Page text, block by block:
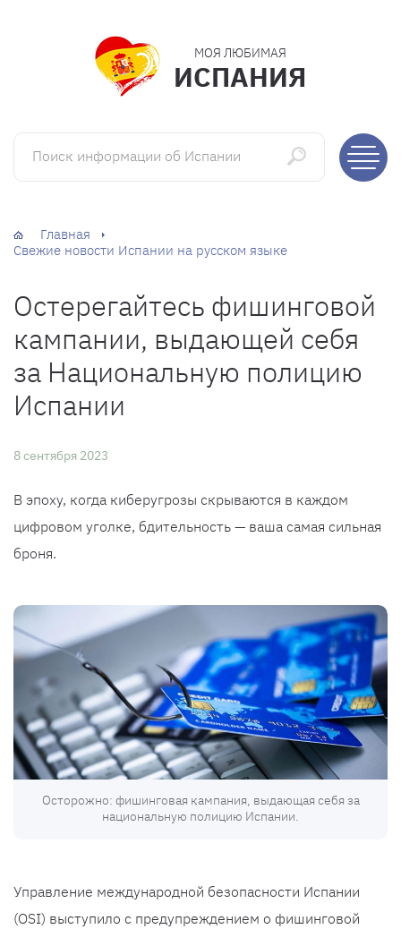
МОЯ ЛЮБИМАЯ
ИСПАНИЯ
Поиск информации об Испании
Главная
Свежие новости Испании на русском языке
Остерегайтесь фишинговой
кампании, выдающей себя
за Национальную полицию
Испании
8 сентября 2023
В эпоху, когда киберугрозы скрываются в каждом
цифровом уголке, бдительность — ваша самая сильная
броня.
Осторожно: фишинговая кампания, выдающая себя за
национальную полицию Испании.
Управление международной безопасности Испании
(OSI) выступило с предупреждением о фишинговой